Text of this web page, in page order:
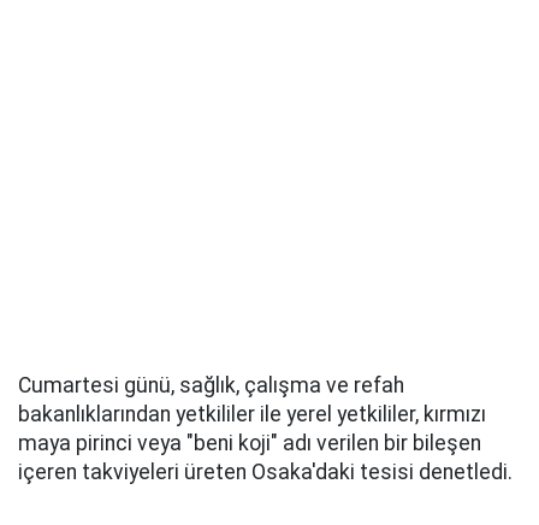
Cumartesi günü, sağlık, çalışma ve refah
bakanlıklarından yetkililer ile yerel yetkililer, kırmızı
maya pirinci veya "beni koji" adı verilen bir bileşen
içeren takviyeleri üreten Osaka'daki tesisi denetledi.